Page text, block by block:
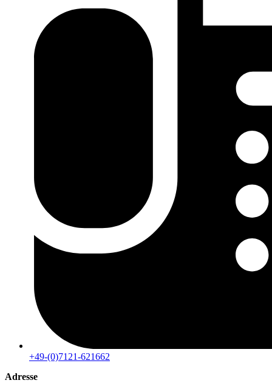
+49-(0)7121-621662
Adresse